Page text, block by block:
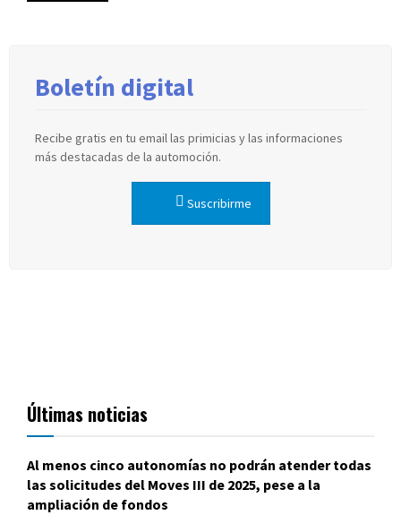
Boletín digital
Recibe gratis en tu email las primicias y las informaciones
más destacadas de la automoción.
Suscribirme
Últimas noticias
Al menos cinco autonomías no podrán atender todas
las solicitudes del Moves III de 2025, pese a la
ampliación de fondos